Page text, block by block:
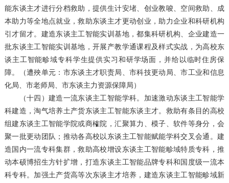
能东谈主才进行分档救助，提供生计安堵、创业教唆、空间救助、成
本助力等全地点就业，救助东谈主才更动创业，助力企业和科研机构
引才留才。建造东谈主工智能实训基地，都集科研机构、企业建造一
批东谈主工智能实训基地，开展产教学通课程及样式实战，为高校东
谈主工智能畛域专科学生提供实习和研学场面，并给以临时住房保
障。（遭殃单元：市东谈主才职责局、市科技更动局、市工业和信息
化局、市老师局、市东谈主力资源保障局）
（十四）建造一流东谈主工智能学科。加速激动东谈主工智能学
科建造，淘气培养土产货东谈主工智能东谈主才。救助有条目的高校
组建东谈主工智能学院或商榷院，汇聚算力、模子、软件等身分，会
聚一批更动团队；推动各高校以东谈主工智能赋能学科交叉会通。建
造国内一流专科集群，救助高校增设东谈主工智能畛域特质专科，推
动本硕博招生方针扩增，打造东谈主工智能品牌专科和国度级一流本
科专科。加强土产货高等次东谈主才培养，建造东谈主工智能畛域新